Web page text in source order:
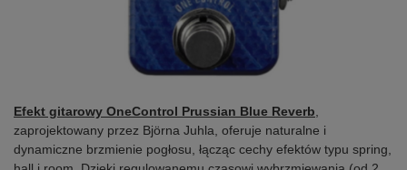
Efekt gitarowy OneControl Prussian Blue Reverb
zaprojektowany przez Björna Juhla, oferuje naturalne i
dynamiczne brzmienie pogłosu, łącząc cechy efektów typu spring,